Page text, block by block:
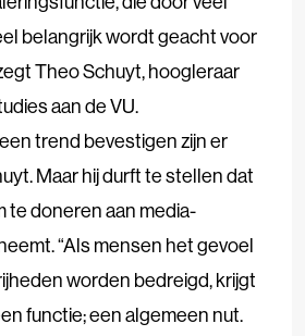
belangrijk wordt geacht voor
Theo Schuyt, hoogleraar
aan de VU.
trend bevestigen zijn er
Maar hij durft te stellen dat
te doneren aan media-
“Als mensen het gevoel
worden bedreigd, krijgt
functie; een algemeen nut.